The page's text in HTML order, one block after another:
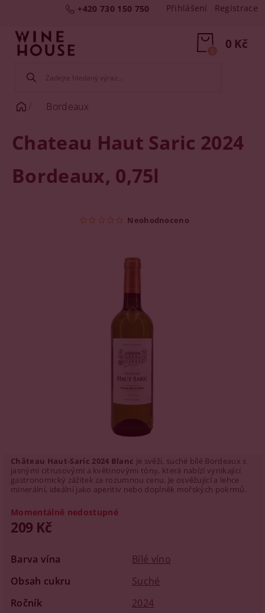
+420 730 150 750 Přihlášení Registrace
0 Kč
0
Bordeaux
Chateau Haut Saric 2024
Bordeaux, 0,75l
Neohodnoceno
Château Haut‑Saric 2024 Blanc je svěží, suché bílé Bordeaux s
jasnými citrusovými a květinovými tóny, která nabízí vynikající
gastronomický zážitek za rozumnou cenu. Je osvěžující a lehce
minerální, ideální jako aperitiv nebo doplněk mořských pokrmů.
Momentálně nedostupné
209 Kč
Barva vína
Bílé víno
Obsah cukru
Suché
Ročník
2024